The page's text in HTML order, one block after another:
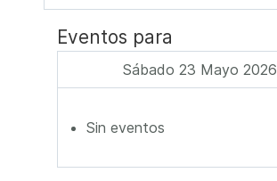
Eventos para
Sábado 23 Mayo 2026
Sin eventos